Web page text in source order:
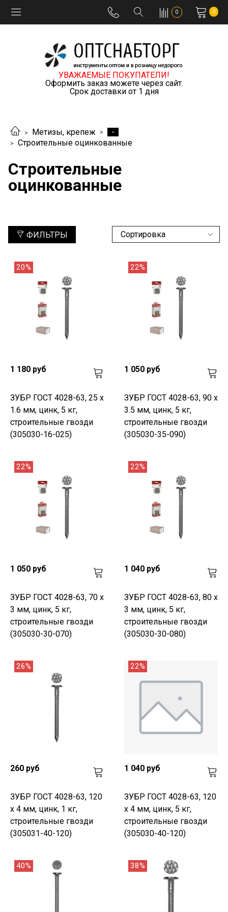
0 0
УВАЖАЕМЫЕ ПОКУПАТЕЛИ!
Оформить заказ можете через сайт.
Срок доставки от 1 дня
Метизы, крепеж
-
Строительные оцинкованные
Строительные
оцинкованные
ФИЛЬТРЫ
20%
1 180 руб
ЗУБР ГОСТ 4028-63, 25 x
1.6 мм, цинк, 5 кг,
строительные гвозди
(305030-16-025)
22%
1 050 руб
ЗУБР ГОСТ 4028-63, 90 x
3.5 мм, цинк, 5 кг,
строительные гвозди
(305030-35-090)
22%
1 050 руб
ЗУБР ГОСТ 4028-63, 70 x
3 мм, цинк, 5 кг,
строительные гвозди
(305030-30-070)
22%
1 040 руб
ЗУБР ГОСТ 4028-63, 80 x
3 мм, цинк, 5 кг,
строительные гвозди
(305030-30-080)
26%
260 руб
ЗУБР ГОСТ 4028-63, 120
x 4 мм, цинк, 1 кг,
строительные гвозди
(305031-40-120)
22%
1 040 руб
ЗУБР ГОСТ 4028-63, 120
x 4 мм, цинк, 5 кг,
строительные гвозди
(305030-40-120)
40% 38%